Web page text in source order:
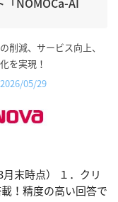
削減、サービス向上、
を実現！
05/29
末時点） １．クリ
！精度の高い回答で